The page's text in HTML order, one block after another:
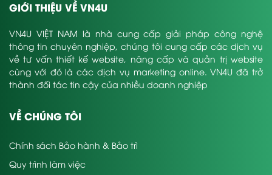
GIỚI THIỆU VỀ VN4U
VN4U VIỆT NAM là nhà cung cấp giải pháp công nghệ
thông tin chuyên nghiệp, chúng tôi cung cấp các dịch vụ
về tư vấn thiết kế website, nâng cấp và quản trị website
cùng với đó là các dịch vụ marketing online. VN4U đã trở
thành đối tác tin cậy của nhiều doanh nghiệp
VỀ CHÚNG TÔI
Chính sách Bảo hành & Bảo trì
Quy trình làm việc